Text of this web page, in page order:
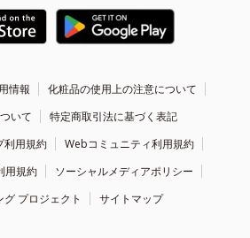
情報
化粧品の使用上の注意について
いて
特定商取引法に基づく表記
利用規約
Webコミュニティ利用規約
用規約
ソーシャルメディアポリシー
プロジェクト
サイトマップ